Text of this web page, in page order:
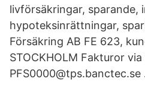
livförsäkringar, sparande,
hypoteksinrättningar,
Försäkring AB FE 623,
STOCKHOLM Fakturor
PFS0000@tps.banctec.se